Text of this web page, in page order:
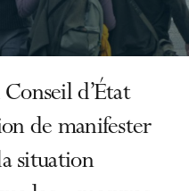
d’État
de manifester
situation